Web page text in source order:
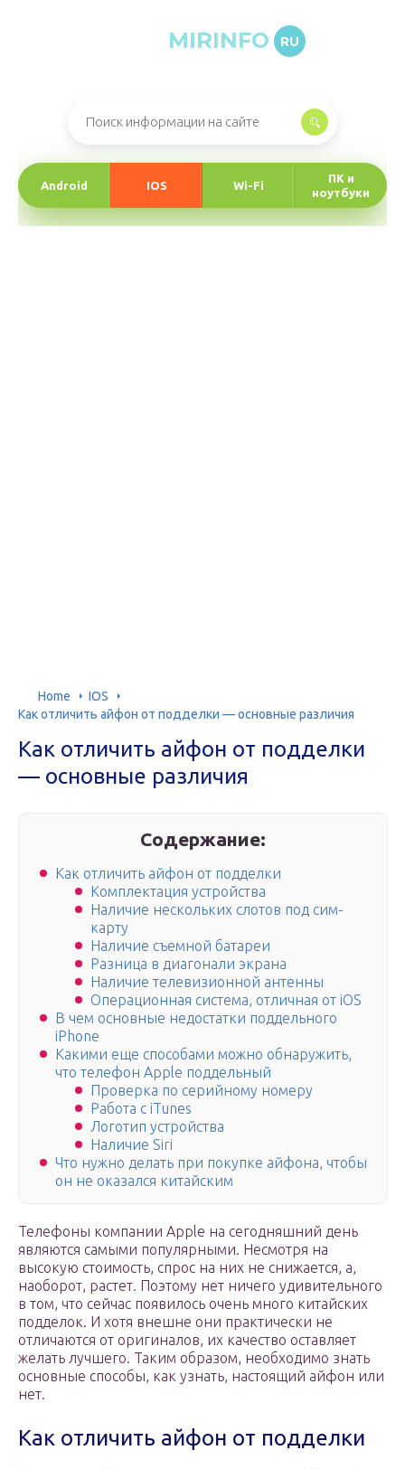
MIRINFO RU
Android IOS Wi-Fi
ПК и
ноутбуки
Home
IOS
Как отличить айфон от подделки — основные различия
Как отличить айфон от подделки
— основные различия
Содержание:
Как отличить айфон от подделки
Комплектация устройства
Наличие нескольких слотов под сим-
карту
Наличие съемной батареи
Разница в диагонали экрана
Наличие телевизионной антенны
Операционная система, отличная от iOS
В чем основные недостатки поддельного
iPhone
Какими еще способами можно обнаружить,
что телефон Apple поддельный
Проверка по серийному номеру
Работа с iTunes
Логотип устройства
Наличие Siri
Что нужно делать при покупке айфона, чтобы
он не оказался китайским
Телефоны компании Apple на сегодняшний день
являются самыми популярными. Несмотря на
высокую стоимость, спрос на них не снижается, а,
наоборот, растет. Поэтому нет ничего удивительного
в том, что сейчас появилось очень много китайских
подделок. И хотя внешне они практически не
отличаются от оригиналов, их качество оставляет
желать лучшего. Таким образом, необходимо знать
основные способы, как узнать, настоящий айфон или
нет.
Как отличить айфон от подделки